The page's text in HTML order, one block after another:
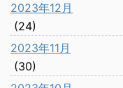
2023年12月
(24)
2023年11月
(30)